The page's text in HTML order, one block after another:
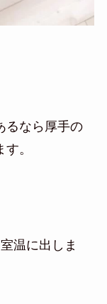
るなら厚手の
。
温に出しま